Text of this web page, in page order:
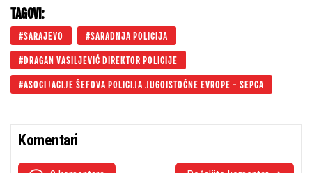
TAGOVI:
SARAJEVO SARADNJA POLICIJA
DRAGAN VASILJEVIĆ DIREKTOR POLICIJE
ASOCIЈACIЈE ŠEFOVA POLICIЈA ЈUGOISTOČNE EVROPE – SEPCA
Komentari